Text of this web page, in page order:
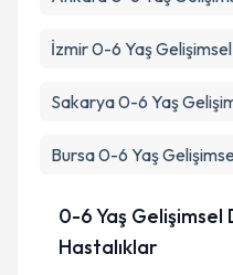
İzmir0-6 Yaş
Sakarya0-6 Yaş
Bursa0-6 Yaş
0-6 Yaş
Hastalıklar